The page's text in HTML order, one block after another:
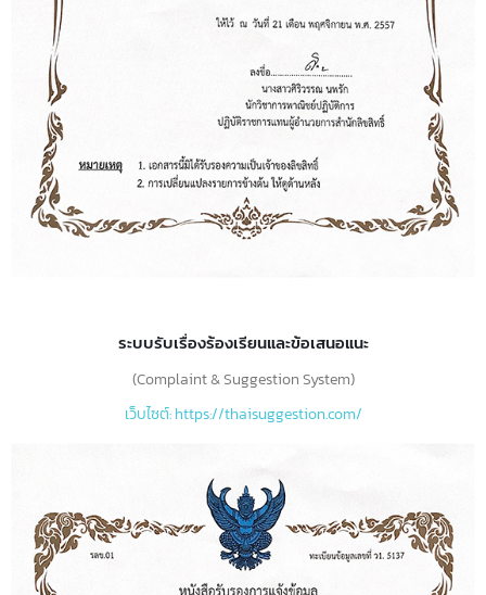
ระบบรับเรื่องร้องเรียนและข้อเสนอแนะ
(Complaint & Suggestion System)
เว็บไซต์: https://thaisuggestion.com/